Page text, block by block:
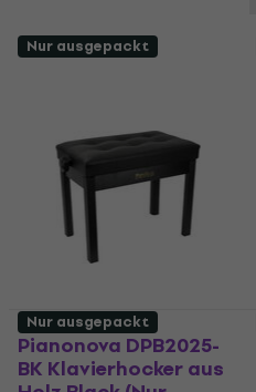
Nur ausgepackt
Pianonova DPB2025-
BK Klavierhocker aus
Nur ausgepackt